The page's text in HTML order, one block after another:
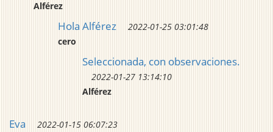
Alférez
Hola Alférez
2022-01-25 03:01:48
cero
Seleccionada, con observaciones.
2022-01-27 13:14:10
Alférez
Eva
2022-01-15 06:07:23